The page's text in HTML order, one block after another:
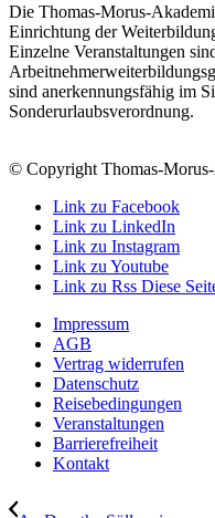
Die Thomas-Morus-
Einrichtung der
Einzelne Veranstaltungen
sind anerkennungsfähig im
Sonderurlaubsverordnung.
© Copyright Thomas-
Link zu Facebook
Link zu LinkedIn
Link zu Instagram
Link zu Youtube
Link zu Rss Diese
Impressum
AGB
Vertrag widerrufen
Datenschutz
Reisebedingungen
Veranstaltungen
Barrierefreiheit
Kontakt